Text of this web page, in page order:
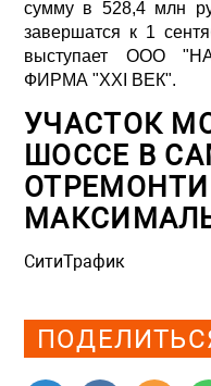
сумму в 528,4 млн
завершатся к 1
выступает ООО
ФИРМА "XXI ВЕК".
УЧАСТОК
ШОССЕ В
СитиТрафик